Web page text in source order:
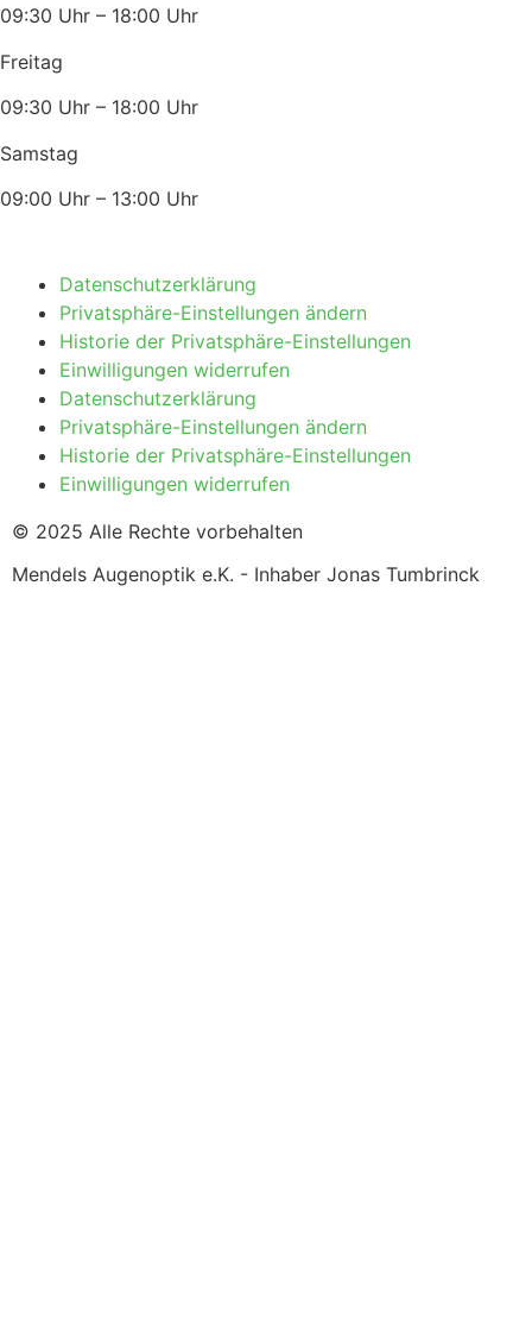
09:30 Uhr – 18:00 Uhr
Freitag
09:30 Uhr – 18:00 Uhr
Samstag
09:00 Uhr – 13:00 Uhr
Datenschutzerklärung
Privatsphäre-Einstellungen ändern
Historie der Privatsphäre-Einstellungen
Einwilligungen widerrufen
Datenschutzerklärung
Privatsphäre-Einstellungen ändern
Historie der Privatsphäre-Einstellungen
Einwilligungen widerrufen
© 2025 Alle Rechte vorbehalten
Mendels Augenoptik e.K. - Inhaber Jonas Tumbrinck